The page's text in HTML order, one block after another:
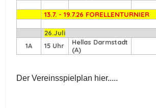
13.7. - 19.7.26 FORELLENTURNIER
26.Juli
1A
15 Uhr
Hellas Darmstadt
(A)
Der Vereinsspielplan hier.....